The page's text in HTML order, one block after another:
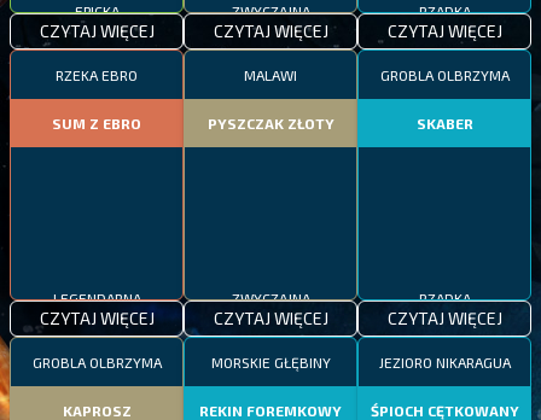
EPICKA
CZYTAJ WIĘCEJ
ZWYCZAJNA
CZYTAJ WIĘCEJ
RZADKA
CZYTAJ WIĘCEJ
RZEKA EBRO
SUM Z EBRO
LEGENDARNA
CZYTAJ WIĘCEJ
MALAWI
PYSZCZAK ZŁOTY
ZWYCZAJNA
CZYTAJ WIĘCEJ
GROBLA OLBRZYMA
SKABER
RZADKA
CZYTAJ WIĘCEJ
GROBLA OLBRZYMA
KAPROSZ
MORSKIE GŁĘBINY
REKIN FOREMKOWY
JEZIORO NIKARAGUA
ŚPIOCH CĘTKOWANY